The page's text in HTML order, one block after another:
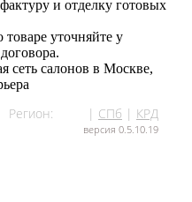
и отделку готовых
уточняйте у
салонов в Москве,
Регион: | СПб | КРД
версия 0.5.10.19